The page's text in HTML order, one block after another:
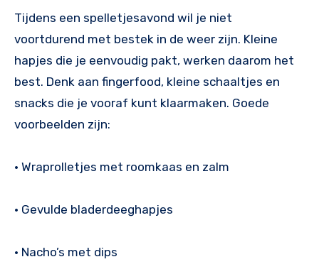
Tijdens een spelletjesavond wil je niet
voortdurend met bestek in de weer zijn. Kleine
hapjes die je eenvoudig pakt, werken daarom het
best. Denk aan fingerfood, kleine schaaltjes en
snacks die je vooraf kunt klaarmaken. Goede
voorbeelden zijn:
• Wraprolletjes met roomkaas en zalm
• Gevulde bladerdeeghapjes
• Nacho’s met dips